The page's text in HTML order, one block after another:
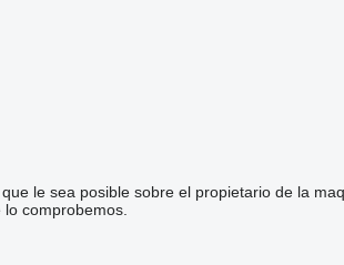
le sea posible sobre el propietario de la
comprobemos.